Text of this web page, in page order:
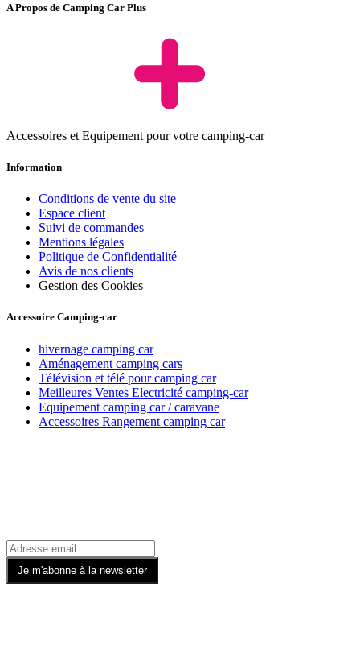
A Propos de Camping Car Plus
Accessoires et Equipement pour votre camping-car
Information
Conditions de vente du site
Espace client
Suivi de commandes
Mentions légales
Politique de Confidentialité
Avis de nos clients
Gestion des Cookies
Accessoire Camping-car
hivernage camping car
Aménagement camping cars
Télévision et télé pour camping car
Meilleures Ventes Electricité camping-car
Equipement camping car / caravane
Accessoires Rangement camping car